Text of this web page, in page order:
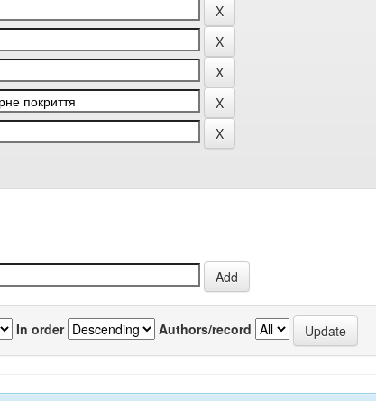
In order Authors/record